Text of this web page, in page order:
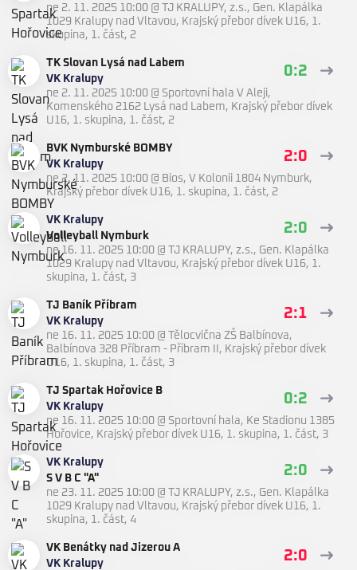
ne 2. 11. 2025 10:00 @
TJ KRALUPY, z.s., Gen. Klapálka
1029 Kralupy nad Vltavou, Krajský přebor dívek U16, 1.
skupina, 1. část, 2
TK Slovan Lysá nad Labem
VK Kralupy
0:2
ne 2. 11. 2025 10:00 @ Sportovní hala V Aleji,
Komenského 2162 Lysá nad Labem, Krajský přebor dívek
U16, 1. skupina, 1. část, 2
BVK Nymburské BOMBY
VK Kralupy
2:0
ne 2. 11. 2025 10:00 @ Bios, V Kolonii 1804 Nymburk,
Krajský přebor dívek U16, 1. skupina, 1. část, 2
VK Kralupy
Volleyball Nymburk
2:0
ne 16. 11. 2025 10:00 @
TJ KRALUPY, z.s., Gen. Klapálka
1029 Kralupy nad Vltavou, Krajský přebor dívek U16, 1.
skupina, 1. část, 3
TJ Baník Příbram
VK Kralupy
2:1
ne 16. 11. 2025 10:00 @
Tělocvična ZŠ Balbínova,
Balbínova 328 Příbram - Příbram II , Krajský přebor dívek
U16, 1. skupina, 1. část, 3
TJ Spartak Hořovice B
VK Kralupy
0:2
ne 16. 11. 2025 10:00 @ Sportovní hala, Ke Stadionu 1385
Hořovice, Krajský přebor dívek U16, 1. skupina, 1. část, 3
VK Kralupy
S V B C "A"
2:0
ne 23. 11. 2025 10:00 @
TJ KRALUPY, z.s., Gen. Klapálka
1029 Kralupy nad Vltavou, Krajský přebor dívek U16, 1.
skupina, 1. část, 4
VK Benátky nad Jizerou A
VK Kralupy
2:0